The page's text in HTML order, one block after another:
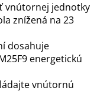
vnútornej jednotky
znížená na 23
dosahuje
energetickú
vnútornú